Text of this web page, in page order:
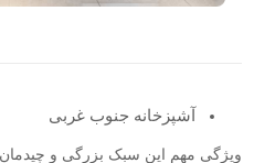
آشپزخانه جنوب غربی
ویژگی مهم این سبک بزرگی و